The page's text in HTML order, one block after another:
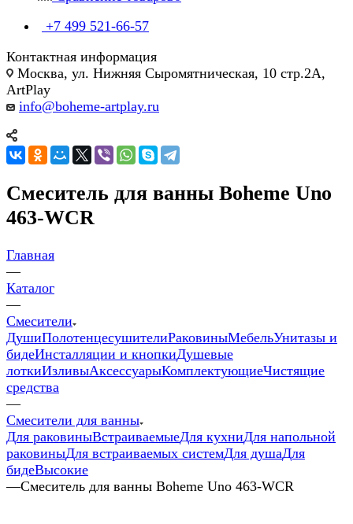
+7 499 521-66-57
Контактная информация
Москва, ул. Нижняя Сыромятническая, 10 стр.2А,
ArtPlay
info@boheme-artplay.ru
Смеситель для ванны Boheme Uno
463-WCR
Главная
—
Каталог
—
Смесители
ДушиПолотенцесушителиРаковиныМебельУнитазы и
бидеИнсталляции и кнопкиДушевые
лоткиИзливыАксессуарыКомплектующиеЧистящие
средства
—
Смесители для ванны
Для раковиныВстраиваемыеДля кухниДля напольной
раковиныДля встраиваемых системДля душаДля
бидеВысокие
—Смеситель для ванны Boheme Uno 463-WCR